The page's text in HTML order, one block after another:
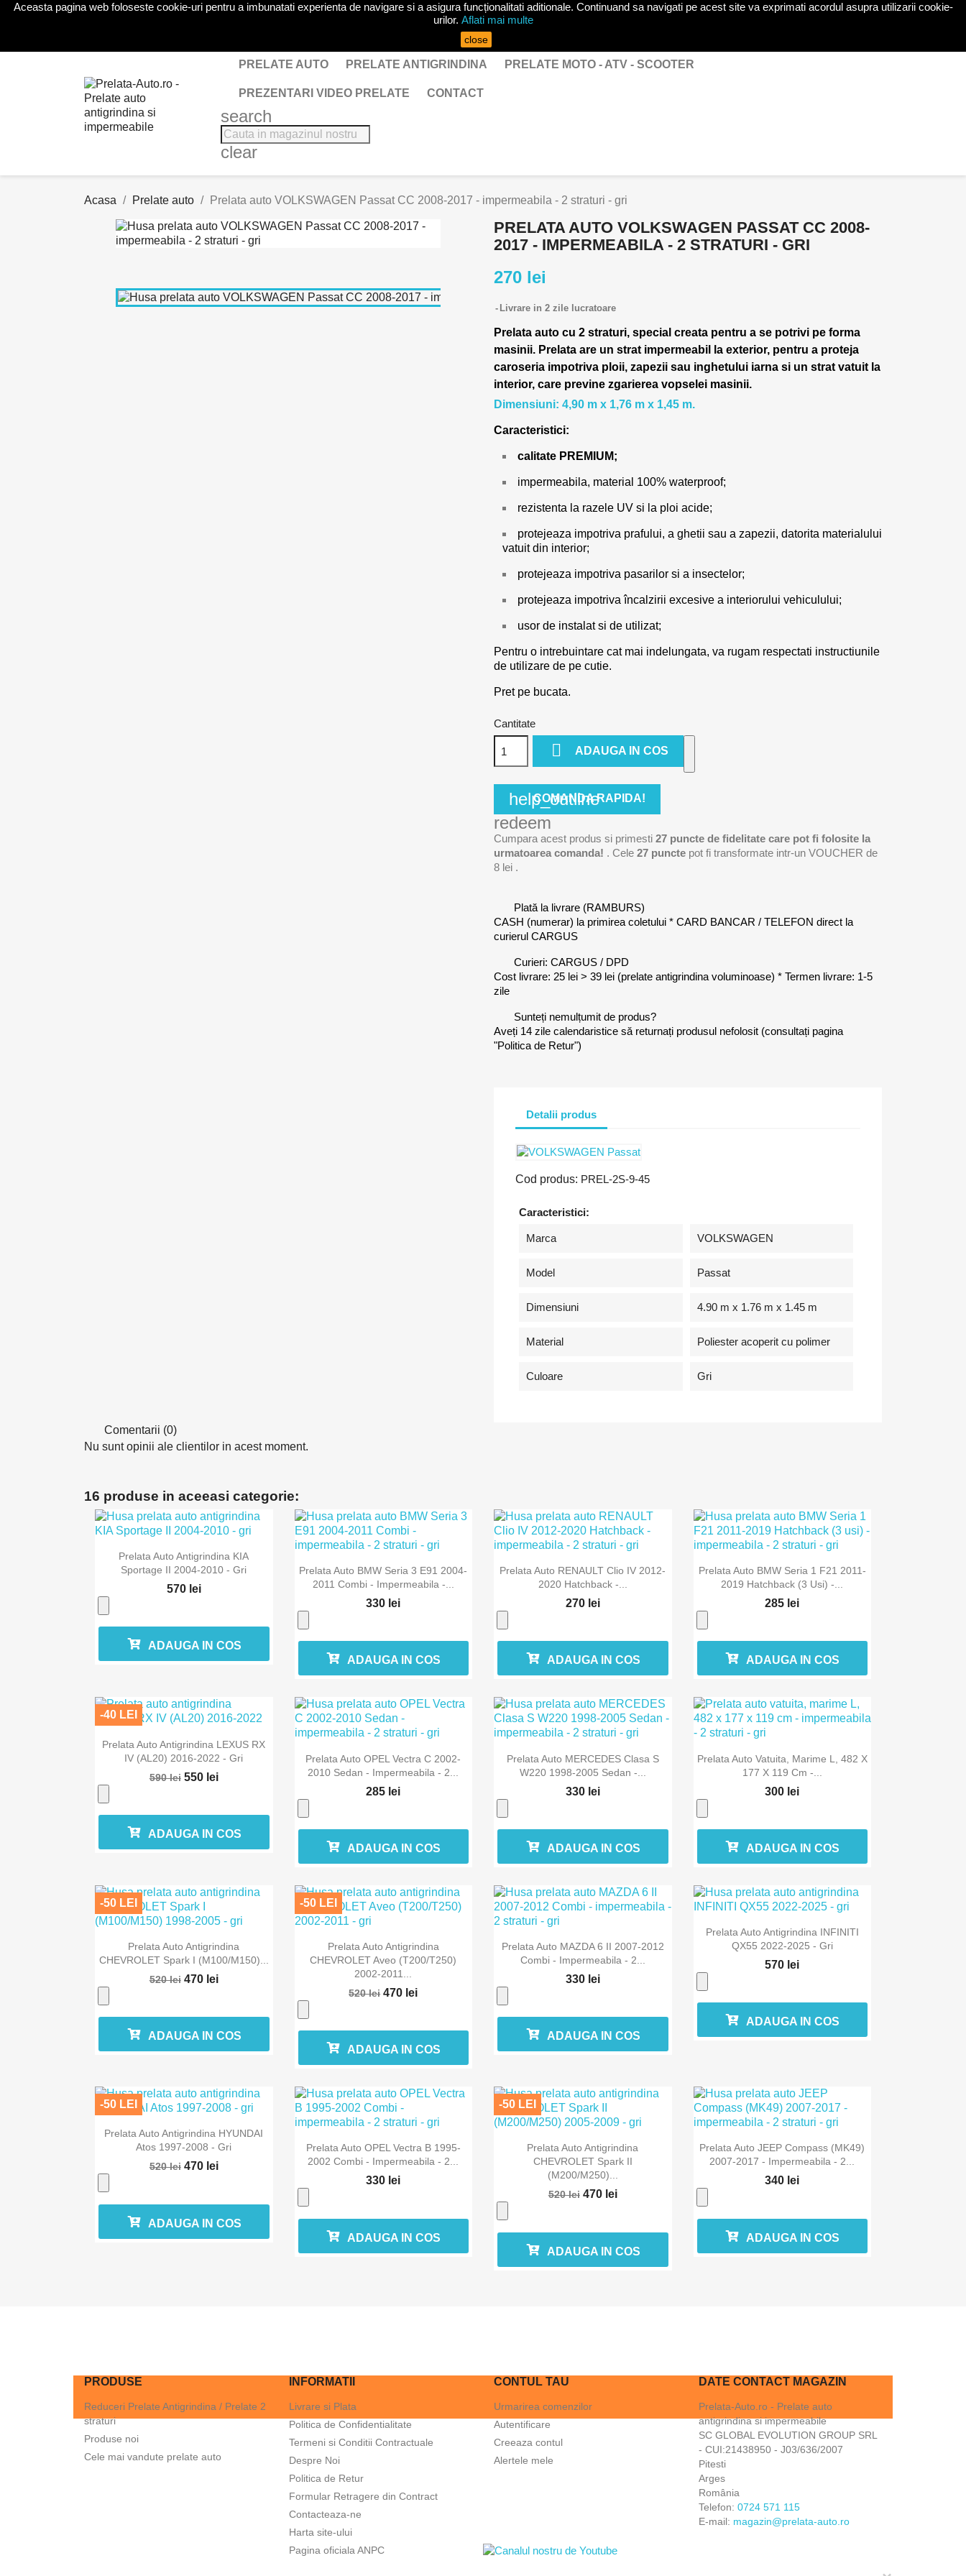
shopping_cart
PRELATE AUTO PRELATE ANTIGRINDINA PRELATE MOTO - ATV - SCOOTER
PREZENTARI VIDEO PRELATE CONTACT
search
clear
Acasa Prelate auto Prelata auto VOLKSWAGEN Passat CC 2008-2017 - impermeabila - 2 straturi - gri
PRELATA AUTO VOLKSWAGEN PASSAT CC 2008-
2017 - IMPERMEABILA - 2 STRATURI - GRI
270 lei
Livrare in 2 zile lucratoare
Prelata auto cu 2 straturi, special creata pentru a se potrivi pe forma
masinii. Prelata are un strat impermeabil la exterior, pentru a proteja
caroseria impotriva ploii, zapezii sau inghetului iarna si un strat vatuit la
interior, care previne zgarierea vopselei masinii.
Dimensiuni: 4,90 m x 1,76 m x 1,45 m.
Caracteristici:
calitate PREMIUM;
impermeabila, material 100% waterproof;
rezistenta la razele UV si la ploi acide;
protejeaza impotriva prafului, a ghetii sau a zapezii, datorita materialului
vatuit din interior;
protejeaza impotriva pasarilor si a insectelor;
protejeaza impotriva încalzirii excesive a interiorului vehiculului;
usor de instalat si de utilizat;
Pentru o intrebuintare cat mai indelungata, va rugam respectati instructiunile
de utilizare de pe cutie.
Pret pe bucata.
Cantitate
 ADAUGA IN COS
help_outline
COMANDA RAPIDA!
redeem
Cumpara acest produs si primesti 27 puncte de fidelitate care pot fi folosite la
urmatoarea comanda! . Cele 27 puncte pot fi transformate intr-un VOUCHER de
8 lei .
Plată la livrare (RAMBURS)
CASH (numerar) la primirea coletului * CARD BANCAR / TELEFON direct la
curierul CARGUS
Curieri: CARGUS / DPD
Cost livrare: 25 lei > 39 lei (prelate antigrindina voluminoase) * Termen livrare: 1-5
zile
Sunteți nemulțumit de produs?
Aveți 14 zile calendaristice să returnați produsul nefolosit (consultați pagina
"Politica de Retur")
Detalii produs
Cod produs: PREL-2S-9-45
Caracteristici:
Marca VOLKSWAGEN
Model Passat
Dimensiuni 4.90 m x 1.76 m x 1.45 m
Material Poliester acoperit cu polimer
Culoare Gri
Comentarii (0)
Nu sunt opinii ale clientilor in acest moment.
16 produse in aceeasi categorie:
 Vizualizare rapida
Prelata Auto Antigrindina KIA
Sportage II 2004-2010 - Gri
570 lei
ADAUGA IN COS
 Vizualizare rapida
Prelata Auto BMW Seria 3 E91 2004-
2011 Combi - Impermeabila -...
330 lei
ADAUGA IN COS
 Vizualizare rapida
Prelata Auto RENAULT Clio IV 2012-
2020 Hatchback -...
270 lei
ADAUGA IN COS
 Vizualizare rapida
Prelata Auto BMW Seria 1 F21 2011-
2019 Hatchback (3 Usi) -...
285 lei
ADAUGA IN COS
 Vizualizare rapida
Prelata Auto Antigrindina LEXUS RX
IV (AL20) 2016-2022 - Gri
590 lei 550 lei
-40 LEI
ADAUGA IN COS
 Vizualizare rapida
Prelata Auto OPEL Vectra C 2002-
2010 Sedan - Impermeabila - 2...
285 lei
ADAUGA IN COS
 Vizualizare rapida
Prelata Auto MERCEDES Clasa S
W220 1998-2005 Sedan -...
330 lei
ADAUGA IN COS
 Vizualizare rapida
Prelata Auto Vatuita, Marime L, 482 X
177 X 119 Cm -...
300 lei
ADAUGA IN COS
 Vizualizare rapida
Prelata Auto Antigrindina
CHEVROLET Spark I (M100/M150)...
520 lei 470 lei
-50 LEI
ADAUGA IN COS
 Vizualizare rapida
Prelata Auto Antigrindina
CHEVROLET Aveo (T200/T250)
2002-2011...
520 lei 470 lei
-50 LEI
ADAUGA IN COS
 Vizualizare rapida
Prelata Auto MAZDA 6 II 2007-2012
Combi - Impermeabila - 2...
330 lei
ADAUGA IN COS
 Vizualizare rapida
Prelata Auto Antigrindina INFINITI
QX55 2022-2025 - Gri
570 lei
ADAUGA IN COS
 Vizualizare rapida
Prelata Auto Antigrindina HYUNDAI
Atos 1997-2008 - Gri
520 lei 470 lei
-50 LEI
ADAUGA IN COS
 Vizualizare rapida
Prelata Auto OPEL Vectra B 1995-
2002 Combi - Impermeabila - 2...
330 lei
ADAUGA IN COS
 Vizualizare rapida
Prelata Auto Antigrindina
CHEVROLET Spark II
(M200/M250)...
520 lei 470 lei
-50 LEI
ADAUGA IN COS
 Vizualizare rapida
Prelata Auto JEEP Compass (MK49)
2007-2017 - Impermeabila - 2...
340 lei
ADAUGA IN COS
PRODUSE
Reduceri Prelate Antigrindina / Prelate 2
straturi
Produse noi
Cele mai vandute prelate auto
INFORMATII
Livrare si Plata
Politica de Confidentialitate
Termeni si Conditii Contractuale
Despre Noi
Politica de Retur
Formular Retragere din Contract
Contacteaza-ne
Harta site-ului
Pagina oficiala ANPC
CONTUL TAU
Urmarirea comenzilor
Autentificare
Creeaza contul
Alertele mele
DATE CONTACT MAGAZIN
Prelata-Auto.ro - Prelate auto
antigrindina si impermeabile
SC GLOBAL EVOLUTION GROUP SRL
- CUI:21438950 - J03/636/2007
Pitesti
Arges
România
Telefon: 0724 571 115
E-mail: magazin@prelata-auto.ro
Aceasta pagina web foloseste cookie-uri pentru a imbunatati experienta de navigare si a asigura funcționalitati aditionale. Continuand sa navigati pe acest site va exprimati acordul asupra utilizarii cookie-
urilor. Aflati mai multe
close